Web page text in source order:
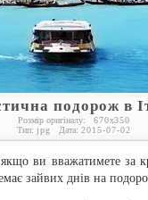
подорож в
Розмір оригіналу: 670x350
Тип: jpg Дата: 2015-07-02
ви вважатимете за
зайвих днів на